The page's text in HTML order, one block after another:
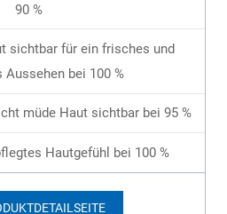
90 %
sichtbar für ein frisches und
Aussehen bei 100 %
müde Haut sichtbar bei 95 %
Hautgefühl bei 100 %